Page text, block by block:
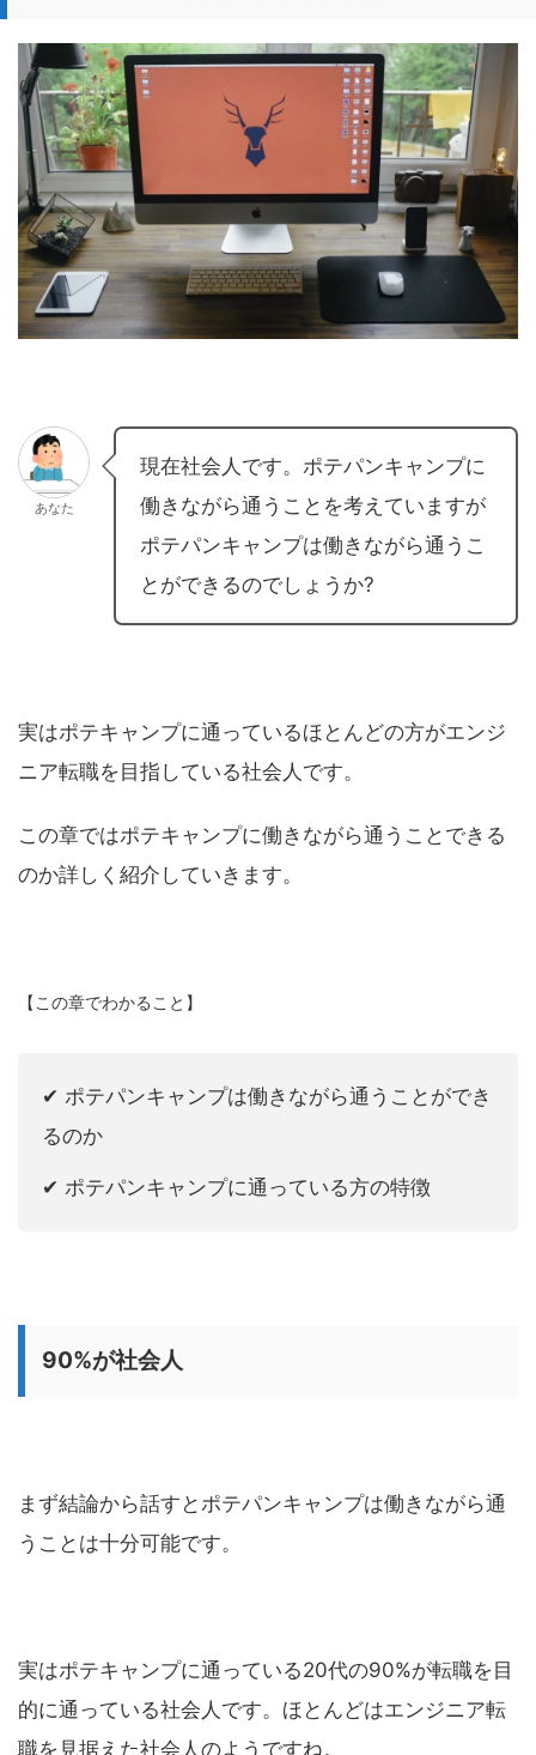
あなた
現在社会人です。ポテパンキャンプに
働きながら通うことを考えていますが
ポテパンキャンプは働きながら通うこ
とができるのでしょうか?
実はポテキャンプに通っているほとんどの方がエンジ
ニア転職を目指している社会人です。
この章ではポテキャンプに働きながら通うことできる
のか詳しく紹介していきます。
【この章でわかること】
✔︎ ポテパンキャンプは働きながら通うことができ
るのか
✔︎ ポテパンキャンプに通っている方の特徴
90%が社会人
まず結論から話すとポテパンキャンプは働きながら通
うことは十分可能です。
実はポテキャンプに通っている20代の90%が転職を目
的に通っている社会人です。ほとんどはエンジニア転
職を見据えた社会人のようですね。